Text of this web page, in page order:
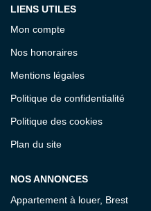
LIENS UTILES
Mon compte
Nos honoraires
Mentions légales
Politique de confidentialité
Politique des cookies
Plan du site
NOS ANNONCES
Appartement à louer, Brest